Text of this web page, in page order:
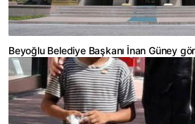
Beyoğlu Belediye Başkanı İnan Güney